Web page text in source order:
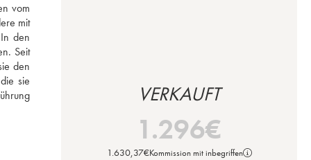
vom
mit
den
Seit
den
sie
VERKAUFT
1.296€
1.630,37€Kommission mit inbegriffen